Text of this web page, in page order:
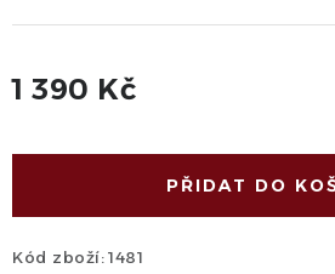
1 390 Kč
PŘIDAT DO
Kód zboží:1481